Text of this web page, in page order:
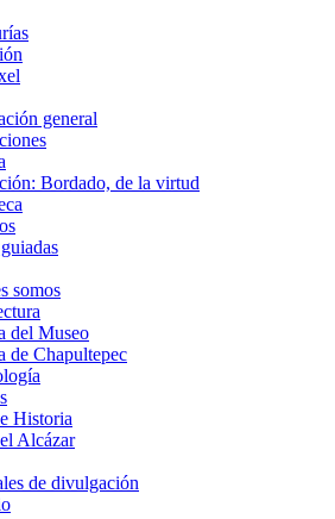
general
Bordado, de la virtud
somos
del Museo
de Chapultepec
Historia
Alcázar
de divulgación